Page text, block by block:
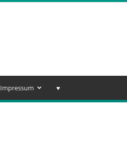
Impressum ♥️